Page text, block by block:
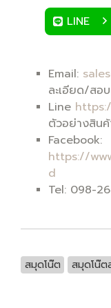
LINE
Email:
ละเอียด/สอ
Line
ตัวอย่างสินค้
Facebook:
https://
d
Tel: 098-
สมุดโน๊ต สมุดโน๊ต